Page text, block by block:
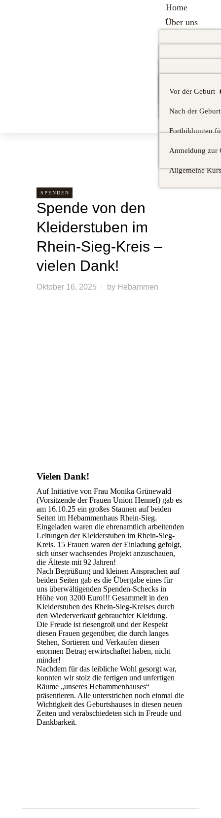
Home
Über uns
Unser Team
Infotermine
Begleitung und
Wochenbett-
Rufbereitschaft
Vor der Geburt
Nach der Geburt
Fortbildungen
Inhouse
Allgemeine
Spenden Sie
News
Kontakt
Anmeldung zur
SPENDEN
Spende von den
Kleiderstuben im
Rhein-Sieg-Kreis –
vielen Dank!
Oktober 16, 2025 by Hebammen
Vielen Dank!
Auf Initiative von Frau Monika Grünewald
(Vorsitzende der Frauen Union Hennef) gab es
am 16.10.25 ein großes Staunen auf beiden
Seiten im Hebammenhaus Rhein-Sieg.
Eingeladen waren die ehrenamtlich arbeitenden
Leitungen der Kleiderstuben im Rhein-Sieg-
Kreis. 15 Frauen waren der Einladung gefolgt,
sich unser wachsendes Projekt anzuschauen,
die Älteste mit 92 Jahren!
Nach Begrüßung und kleinen Ansprachen auf
beiden Seiten gab es die Übergabe eines für
uns überwältigenden Spenden-Schecks in
Höhe von 3200 Euro!!! Gesammelt in den
Kleiderstuben des Rhein-Sieg-Kreises durch
den Wiederverkauf gebrauchter Kleidung.
Die Freude ist riesengroß und der Respekt
diesen Frauen gegenüber, die durch langes
Stehen, Sortieren und Verkaufen diesen
enormen Betrag erwirtschaftet haben, nicht
minder!
Nachdem für das leibliche Wohl gesorgt war,
konnten wir stolz die fertigen und unfertigen
Räume „unseres Hebammenhauses“
präsentieren. Alle unterstrichen noch einmal die
Wichtigkeit des Geburtshauses in diesen neuen
Zeiten und verabschiedeten sich in Freude und
Dankbarkeit.